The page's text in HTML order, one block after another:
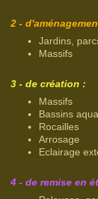
2 -
Jardins,
Massifs
3 - de création :
Massifs
Bassins
Rocailles
Arrosage
Eclairage
4 - de remise en